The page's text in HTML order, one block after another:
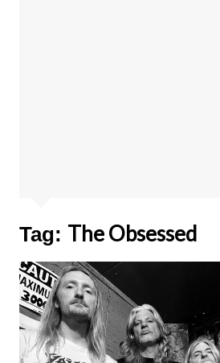
Tag: The Obsessed